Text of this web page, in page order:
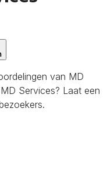
van MD
Services? Laat een